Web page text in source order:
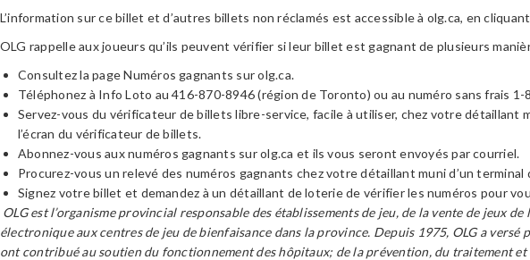
L’information sur ce billet et d’autres billets non réclamés est accessible à olg.ca, en
OLG rappelle aux joueurs qu’ils peuvent vérifier si leur billet est gagnant de plusieurs
Consultez la page Numéros gagnants sur olg.ca.
Téléphonez à Info Loto au 416-870-8946 (région de Toronto) ou au numéro sans frais
Servez-vous du vérificateur de billets libre-service, facile à utiliser, chez votre détaillant
l’écran du vérificateur de billets.
Abonnez-vous aux numéros gagnants sur olg.ca et ils vous seront envoyés par courriel.
Procurez-vous un relevé des numéros gagnants chez votre détaillant muni d’un terminal
Signez votre billet et demandez à un détaillant de loterie de vérifier les numéros pour
OLG est l’organisme provincial responsable des établissements de jeu, de la vente de jeux
électronique aux centres de jeu de bienfaisance dans la province. Depuis 1975, OLG a
ont contribué au soutien du fonctionnement des hôpitaux; de la prévention, du traitement